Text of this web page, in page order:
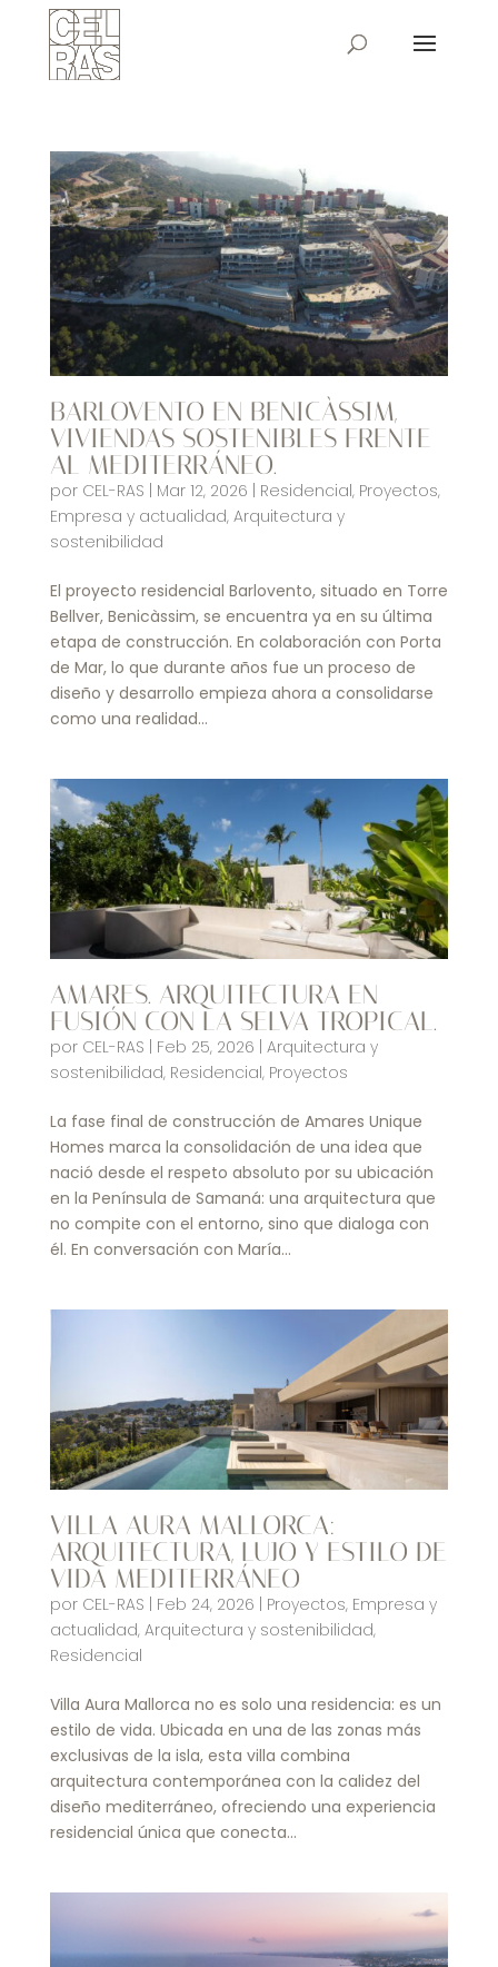
BARLOVENTO EN BENICÀSSIM,
VIVIENDAS SOSTENIBLES FRENTE
AL MEDITERRÁNEO.
por CEL-RAS | Mar 12, 2026 | Residencial, Proyectos,
Empresa y actualidad, Arquitectura y
sostenibilidad
El proyecto residencial Barlovento, situado en Torre
Bellver, Benicàssim, se encuentra ya en su última
etapa de construcción. En colaboración con Porta
de Mar, lo que durante años fue un proceso de
diseño y desarrollo empieza ahora a consolidarse
como una realidad...
AMARES. ARQUITECTURA EN
FUSIÓN CON LA SELVA TROPICAL.
por CEL-RAS | Feb 25, 2026 | Arquitectura y
sostenibilidad, Residencial, Proyectos
La fase final de construcción de Amares Unique
Homes marca la consolidación de una idea que
nació desde el respeto absoluto por su ubicación
en la Península de Samaná: una arquitectura que
no compite con el entorno, sino que dialoga con
él. En conversación con María...
VILLA AURA MALLORCA:
ARQUITECTURA, LUJO Y ESTILO DE
VIDA MEDITERRÁNEO
por CEL-RAS Feb 24, 2026 Proyectos, Empresa y
actualidad, Arquitectura y sostenibilidad,
Residencial
Villa Aura Mallorca no es solo una residencia: es un
estilo de vida. Ubicada en una de las zonas más
exclusivas de la isla, esta villa combina
arquitectura contemporánea con la calidez del
diseño mediterráneo, ofreciendo una experiencia
residencial única que conecta...